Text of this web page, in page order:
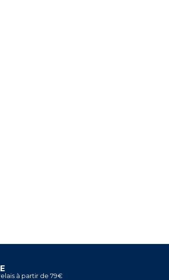
à partir de 79€